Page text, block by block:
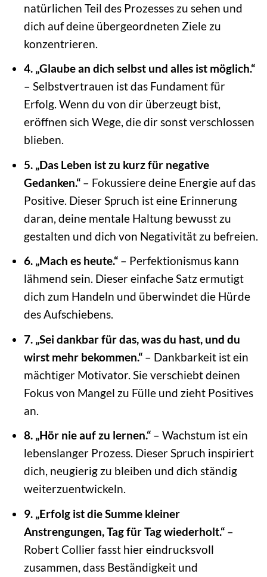
natürlichen Teil des Prozesses zu sehen und
dich auf deine übergeordneten Ziele zu
konzentrieren.
4. „Glaube an dich selbst und alles ist möglich.“
– Selbstvertrauen ist das Fundament für
Erfolg. Wenn du von dir überzeugt bist,
eröffnen sich Wege, die dir sonst verschlossen
blieben.
5. „Das Leben ist zu kurz für negative
Gedanken.“– Fokussiere deine Energie auf das
Positive. Dieser Spruch ist eine Erinnerung
daran, deine mentale Haltung bewusst zu
gestalten und dich von Negativität zu befreien.
6. „Mach es heute.“– Perfektionismus kann
lähmend sein. Dieser einfache Satz ermutigt
dich zum Handeln und überwindet die Hürde
des Aufschiebens.
7. „Sei dankbar für das, was du hast, und du
wirst mehr bekommen.“– Dankbarkeit ist ein
mächtiger Motivator. Sie verschiebt deinen
Fokus von Mangel zu Fülle und zieht Positives
an.
8. „Hör nie auf zu lernen.“– Wachstum ist ein
lebenslanger Prozess. Dieser Spruch inspiriert
dich, neugierig zu bleiben und dich ständig
weiterzuentwickeln.
9. „Erfolg ist die Summe kleiner
Anstrengungen, Tag für Tag wiederholt.“–
Robert Collier fasst hier eindrucksvoll
zusammen, dass Beständigkeit und